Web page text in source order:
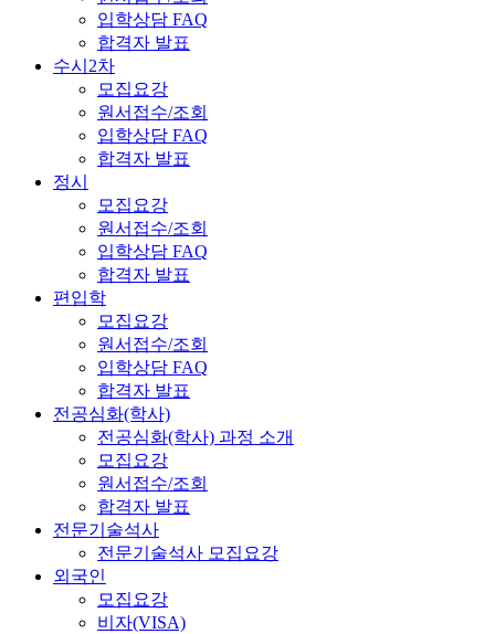
입학상담 FAQ
합격자 발표
수시2차
모집요강
원서접수/조회
입학상담 FAQ
합격자 발표
정시
모집요강
원서접수/조회
입학상담 FAQ
합격자 발표
편입학
모집요강
원서접수/조회
입학상담 FAQ
합격자 발표
전공심화(학사)
전공심화(학사) 과정 소개
모집요강
원서접수/조회
합격자 발표
전문기술석사
전문기술석사 모집요강
외국인
모집요강
비자(VISA)